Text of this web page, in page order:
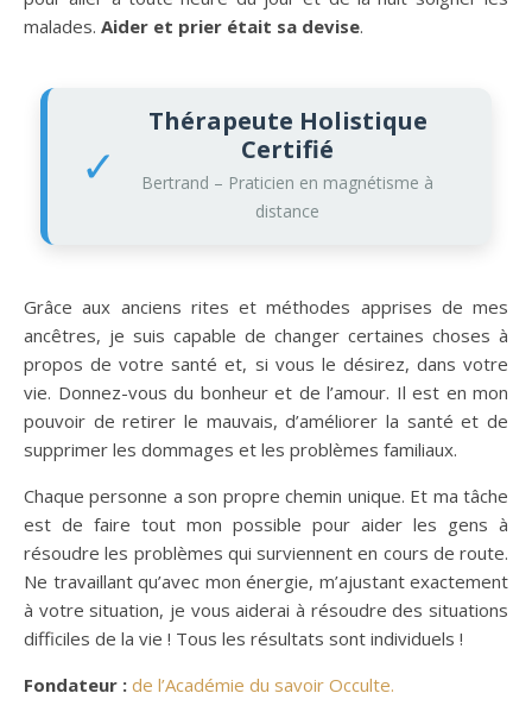
malades. Aider et prier était sa devise.
✓
Thérapeute Holistique
Certifié
Bertrand – Praticien en magnétisme à
distance
Grâce aux anciens rites et méthodes apprises de mes
ancêtres, je suis capable de changer certaines choses à
propos de votre santé et, si vous le désirez, dans votre
vie. Donnez-vous du bonheur et de l’amour. Il est en mon
pouvoir de retirer le mauvais, d’améliorer la santé et de
supprimer les dommages et les problèmes familiaux.
Chaque personne a son propre chemin unique. Et ma tâche
est de faire tout mon possible pour aider les gens à
résoudre les problèmes qui surviennent en cours de route.
Ne travaillant qu’avec mon énergie, m’ajustant exactement
à votre situation, je vous aiderai à résoudre des situations
difficiles de la vie ! Tous les résultats sont individuels !
Fondateur : de l’Académie du savoir Occulte.